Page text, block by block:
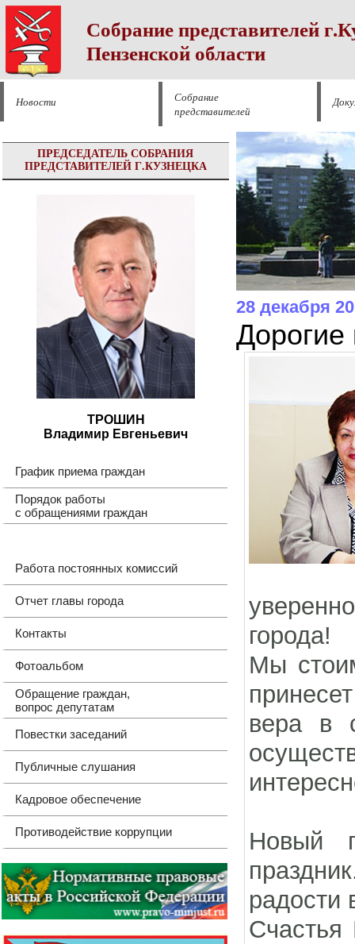
Собрание представителей
Пензенской области
Новости
Собрание
представителей
ПРЕДСЕДАТЕЛЬ СОБРАНИЯ
ПРЕДСТАВИТЕЛЕЙ Г.КУЗНЕЦКА
ТРОШИН
Владимир Евгеньевич
График приема граждан
Порядок работы
с обращениями граждан
Работа постоянных комиссий
Отчет главы города
Контакты
Фотоальбом
Обращение граждан,
вопрос депутатам
Повестки заседаний
Публичные слушания
Кадровое обеспечение
Противодействие коррупции
28 декабря
Дорогие
города!
Мы
вера в
Новый
радости